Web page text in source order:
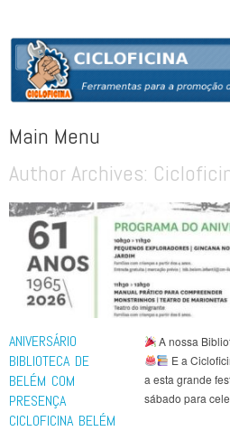
CICLOFICINA
Ferramentas para a promoção do uso quotidiano
Main Menu
Skip to content
Author Archives:
ANIVERSÁRIO
BIBLIOTECA DE
BELÉM COM
PRESENÇA
CICLOFICINA BELÉM
A nossa
E a
a esta grande
sábado para